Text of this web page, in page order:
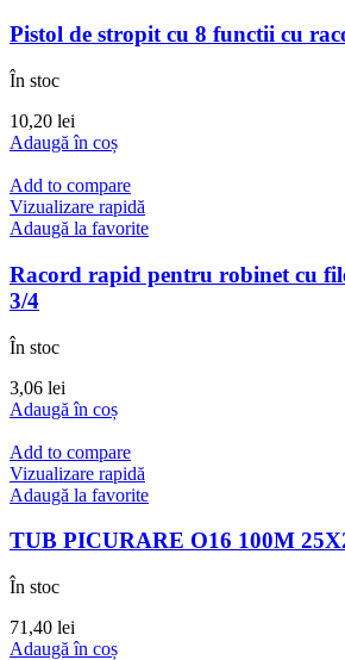
Pistol de stropit cu 8 functii cu
În stoc
10,20 lei
Adaugă în coș
Add to compare
Vizualizare rapidă
Adaugă la favorite
Racord rapid pentru robinet cu
3/4
În stoc
3,06 lei
Adaugă în coș
Add to compare
Vizualizare rapidă
Adaugă la favorite
TUB PICURARE O16 100M
În stoc
71,40 lei
Adaugă în coș